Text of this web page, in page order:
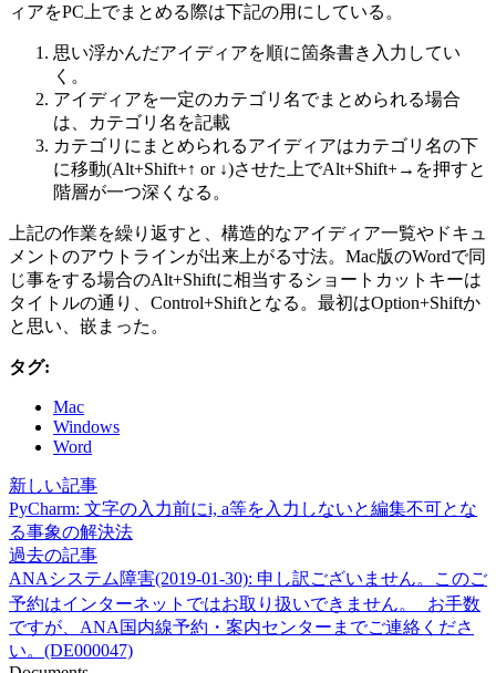
ィアをPC上でまとめる際は下記の用にしている。
思い浮かんだアイディアを順に箇条書き入力してい
く。
アイディアを一定のカテゴリ名でまとめられる場合
は、カテゴリ名を記載
カテゴリにまとめられるアイディアはカテゴリ名の下
に移動(Alt+Shift+↑ or ↓)させた上でAlt+Shift+→を押すと
階層が一つ深くなる。
上記の作業を繰り返すと、構造的なアイディア一覧やドキュ
メントのアウトラインが出来上がる寸法。Mac版のWordで同
じ事をする場合のAlt+Shiftに相当するショートカットキーは
タイトルの通り、Control+Shiftとなる。最初はOption+Shiftか
と思い、嵌まった。
タグ:
Mac
Windows
Word
新しい記事
PyCharm: 文字の入力前にi, a等を入力しないと編集不可とな
る事象の解決法
過去の記事
ANAシステム障害(2019-01-30): 申し訳ございません。このご
予約はインターネットではお取り扱いできません。 お手数
ですが、ANA国内線予約・案内センターまでご連絡くださ
い。(DE000047)